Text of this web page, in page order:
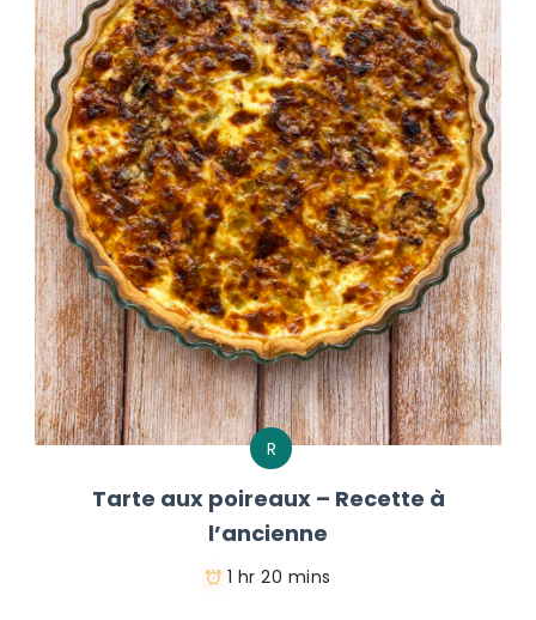
R
Tarte aux poireaux – Recette à
l’ancienne
1 hr 20 mins